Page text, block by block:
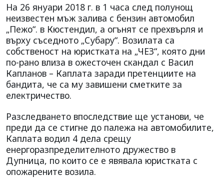
На 26 януари 2018 г. в 1 часа след полунощ
неизвестен мъж залива с бензин автомобил
„Пежо“. в Кюстендил, а огънят се прехвърля и
върху съседното „Субару“. Возилата са
собственост на юристката на „ЧЕЗ“, която дни
по-рано влиза в ожесточен скандал с Васил
Капланов – Каплата заради претенциите на
бандита, че са му завишени сметките за
електричество.
Разследването впоследствие ще установи, че
преди да се стигне до палежа на автомобилите,
Каплата водил 4 дела срещу
енергоразпределителното дружество в
Дупница, по които се е явявала юристката с
опожарените возила.